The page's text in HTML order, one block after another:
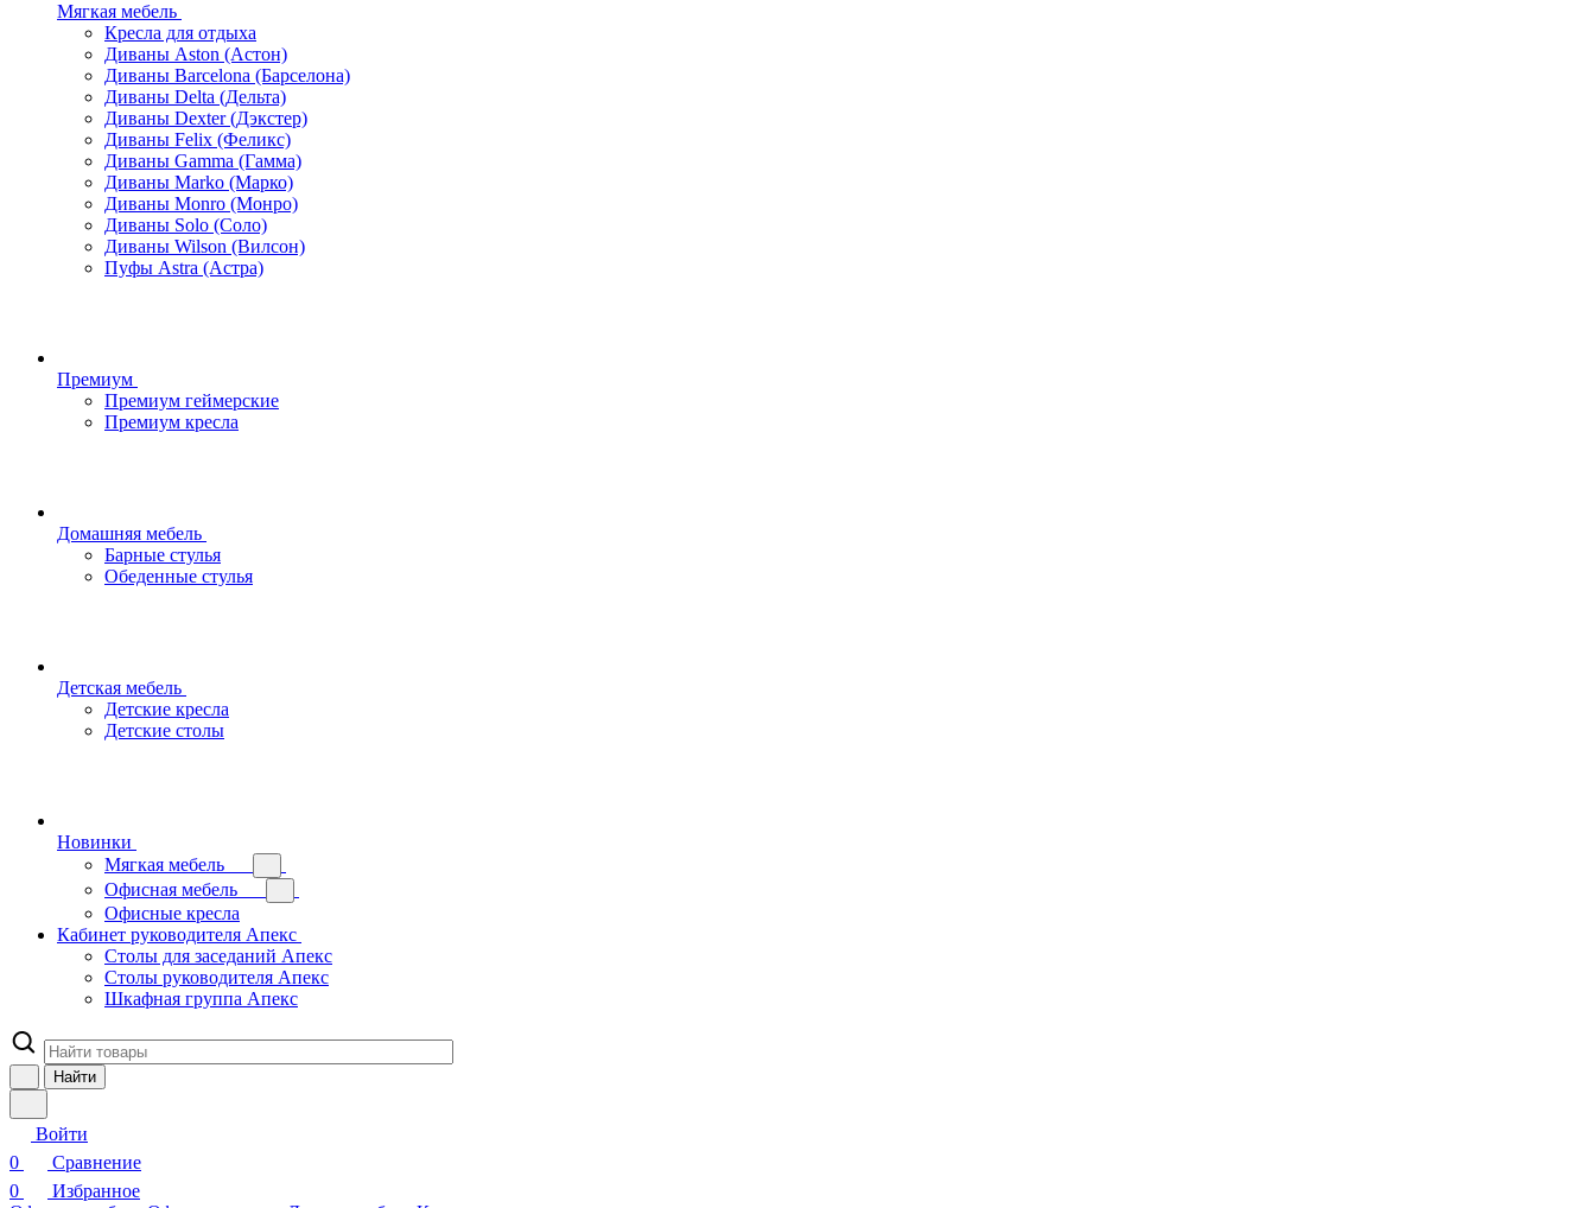
Мягкая мебель
Кресла для отдыха
Диваны Aston (Астон)
Диваны Barcelona (Барселона)
Диваны Delta (Дельта)
Диваны Dexter (Дэкстер)
Диваны Felix (Феликс)
Диваны Gamma (Гамма)
Диваны Marko (Марко)
Диваны Monro (Монро)
Диваны Solo (Соло)
Диваны Wilson (Вилсон)
Пуфы Astra (Астра)
Премиум
Премиум геймерские
Премиум кресла
Домашняя мебель
Барные стулья
Обеденные стулья
Детская мебель
Детские кресла
Детские столы
Новинки
Мягкая мебель
Офисная мебель
Офисные кресла
Кабинет руководителя Апекс
Столы для заседаний Апекс
Столы руководителя Апекс
Шкафная группа Апекс
Найти
Войти
0
Сравнение
0
Избранное